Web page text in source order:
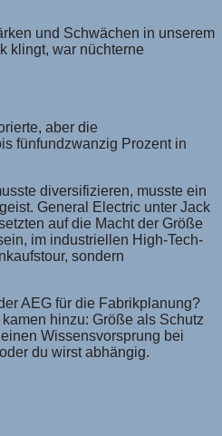
und Schwächen in unserem
klingt, war nüchterne
aber die
fünfundzwanzig Prozent in
diversifizieren, musste ein
General Electric unter Jack
auf die Macht der Größe
im industriellen High-Tech-
sondern
AEG für die Fabrikplanung?
hinzu: Größe als Schutz
Wissensvorsprung bei
du wirst abhängig.